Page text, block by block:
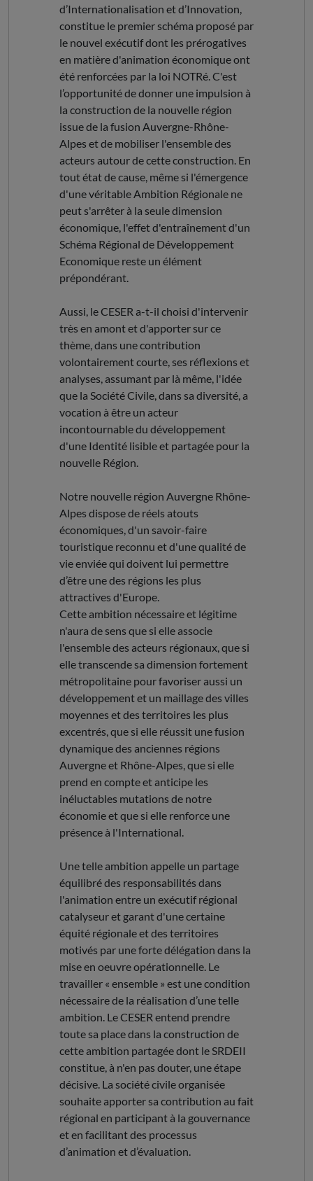
d’Internationalisation et d’Innovation,
constitue le premier schéma proposé par
le nouvel exécutif dont les prérogatives
en matière d'animation économique ont
été renforcées par la loi NOTRé. C'est
l’opportunité de donner une impulsion à
la construction de la nouvelle région
issue de la fusion Auvergne-Rhône-
Alpes et de mobiliser l'ensemble des
acteurs autour de cette construction. En
tout état de cause, même si l'émergence
d'une véritable Ambition Régionale ne
peut s'arrêter à la seule dimension
économique, l'effet d'entraînement d'un
Schéma Régional de Développement
Economique reste un élément
prépondérant.
Aussi, le CESER a-t-il choisi d'intervenir
très en amont et d'apporter sur ce
thème, dans une contribution
volontairement courte, ses réflexions et
analyses, assumant par là même, l'idée
que la Société Civile, dans sa diversité, a
vocation à être un acteur
incontournable du développement
d'une Identité lisible et partagée pour la
nouvelle Région.
Notre nouvelle région Auvergne Rhône-
Alpes dispose de réels atouts
économiques, d'un savoir-faire
touristique reconnu et d'une qualité de
vie enviée qui doivent lui permettre
d’être une des régions les plus
attractives d'Europe.
Cette ambition nécessaire et légitime
n'aura de sens que si elle associe
l'ensemble des acteurs régionaux, que si
elle transcende sa dimension fortement
métropolitaine pour favoriser aussi un
développement et un maillage des villes
moyennes et des territoires les plus
excentrés, que si elle réussit une fusion
dynamique des anciennes régions
Auvergne et Rhône-Alpes, que si elle
prend en compte et anticipe les
inéluctables mutations de notre
économie et que si elle renforce une
présence à l'International.
Une telle ambition appelle un partage
équilibré des responsabilités dans
l'animation entre un exécutif régional
catalyseur et garant d'une certaine
équité régionale et des territoires
motivés par une forte délégation dans la
mise en oeuvre opérationnelle. Le
travailler « ensemble » est une condition
nécessaire de la réalisation d’une telle
ambition. Le CESER entend prendre
toute sa place dans la construction de
cette ambition partagée dont le SRDEII
constitue, à n'en pas douter, une étape
décisive. La société civile organisée
souhaite apporter sa contribution au fait
régional en participant à la gouvernance
et en facilitant des processus
d’animation et d’évaluation.